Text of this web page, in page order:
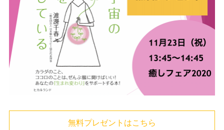
無料プレゼントはこちら